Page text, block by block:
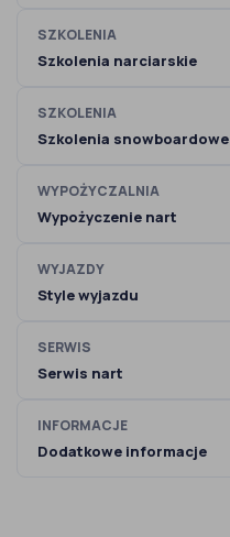
SZKOLENIA
Szkolenia narciarskie
SZKOLENIA
Szkolenia snowboardowe
WYPOŻYCZALNIA
Wypożyczenie nart
WYJAZDY
Style wyjazdu
SERWIS
Serwis nart
INFORMACJE
Dodatkowe informacje